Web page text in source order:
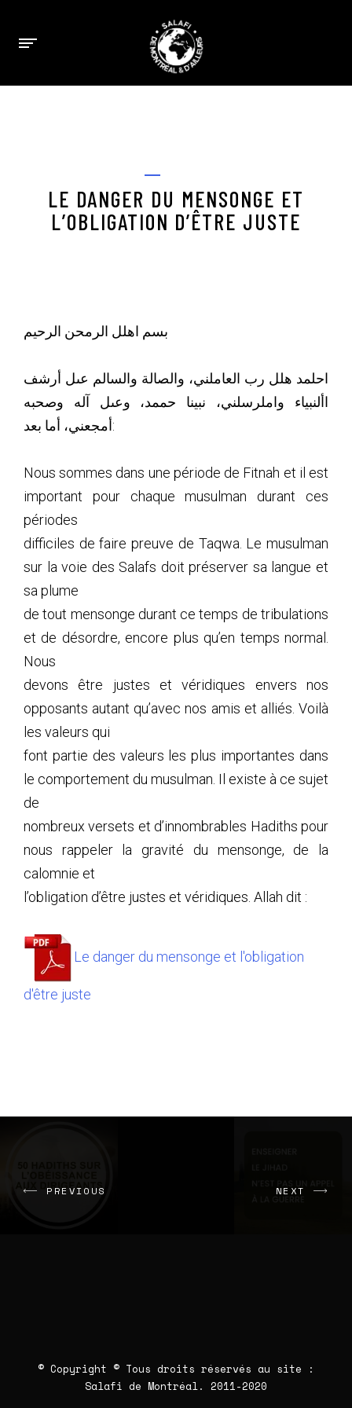
LE DANGER DU MENSONGE ET
L’OBLIGATION D’ÊTRE JUSTE
بسم اهلل الرمحن الرحيم
احلمد هلل رب العاملني، والصالة والسالم عىل أرشف
األنبياء واملرسلني، نبينا حممد، وعىل آله وصحبه
أمجعني، أما بعد:
Nous sommes dans une période de Fitnah et il est
important pour chaque musulman durant ces
périodes
difficiles de faire preuve de Taqwa. Le musulman
sur la voie des Salafs doit préserver sa langue et
sa plume
de tout mensonge durant ce temps de tribulations
et de désordre, encore plus qu’en temps normal.
Nous
devons être justes et véridiques envers nos
opposants autant qu’avec nos amis et alliés. Voilà
les valeurs qui
font partie des valeurs les plus importantes dans
le comportement du musulman. Il existe à ce sujet
de
nombreux versets et d’innombrables Hadiths pour
nous rappeler la gravité du mensonge, de la
calomnie et
l’obligation d’être justes et véridiques. Allah dit :
Le danger du mensonge et l'obligation
d'être juste
PREVIOUS NEXT
© Copyright © Tous droits réservés au site :
Salafi de Montréal. 2011-2020